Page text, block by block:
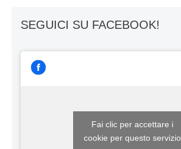
SEGUICI SU FACEBOOK!
Fai clic per accettare i
cookie per questo servizio